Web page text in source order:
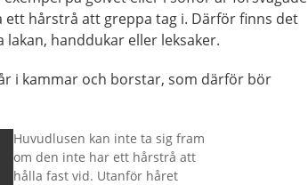
hårstrå att greppa tag i. Därför finns det
handdukar eller leksaker.
i kammar och borstar, som därför bör
Huvudlusen kan inte ta sig fram
om den inte har ett hårstrå att
hålla fast vid. Utanför håret